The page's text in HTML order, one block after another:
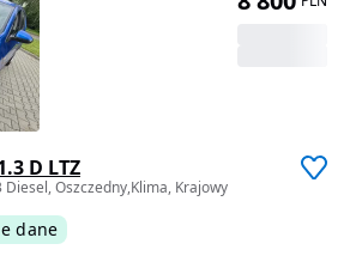
D LTZ
Diesel, Oszczedny,Klima, Krajowy
dane